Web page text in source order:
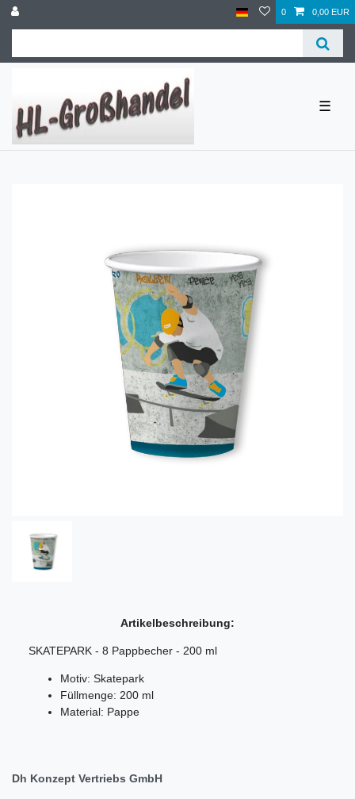
0 0,00 EUR
☰
Artikelbeschreibung:
SKATEPARK - 8 Pappbecher - 200 ml
Motiv: Skatepark
Füllmenge: 200 ml
Material: Pappe
Dh Konzept Vertriebs GmbH